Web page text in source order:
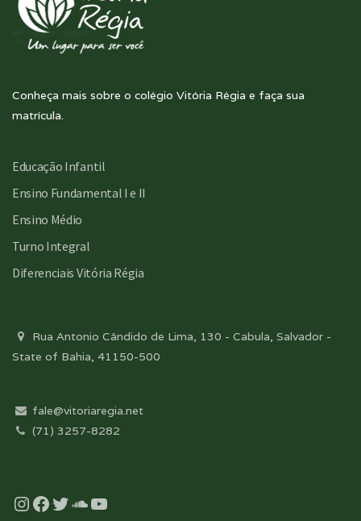
Conheça mais sobre o colégio Vitória Régia e faça sua
matrícula.
Educação Infantil
Ensino Fundamental I e II
Ensino Médio
Turno Integral
Diferenciais Vitória Régia
Rua Antonio Cândido de Lima, 130 - Cabula, Salvador -
State of Bahia, 41150-500
fale@vitoriaregia.net
(71) 3257-8282
Instagram
Facebook
Twitter
Soundcloud
YouTube